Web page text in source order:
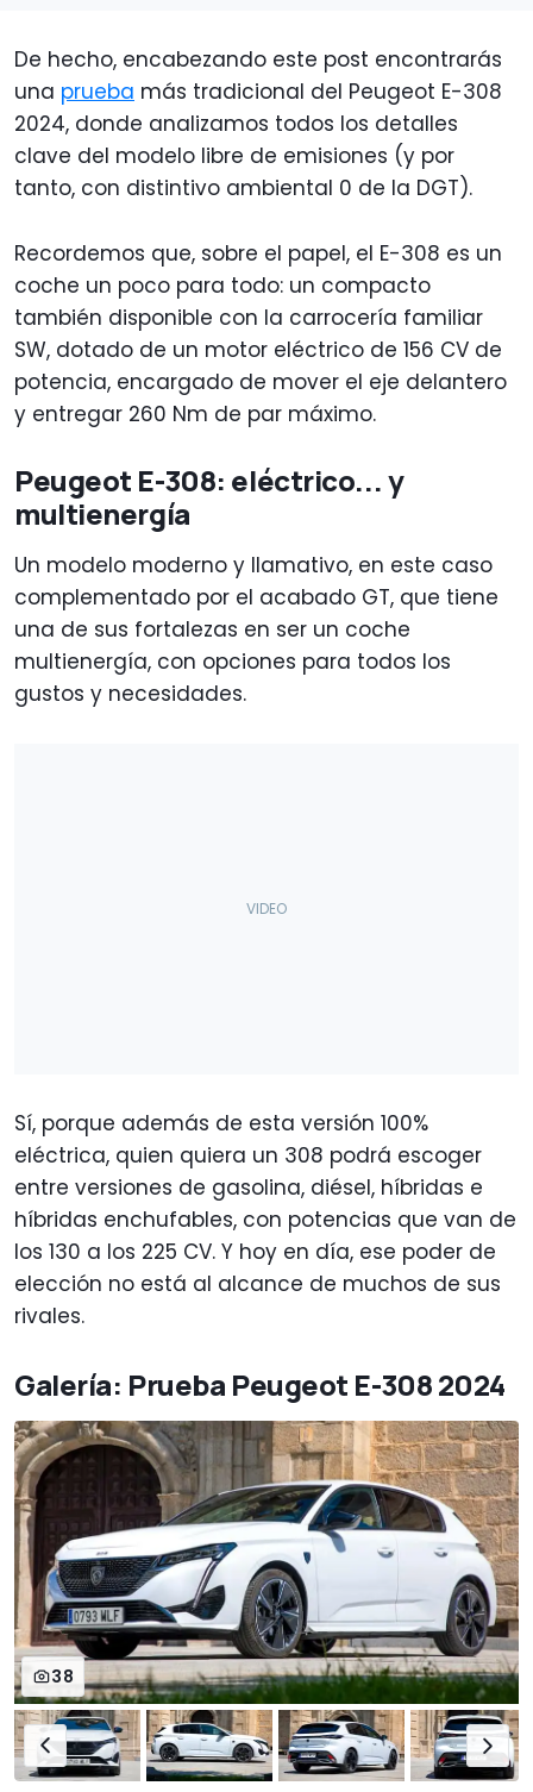
De hecho, encabezando este post encontrarás
una prueba más tradicional del Peugeot E-308
2024, donde analizamos todos los detalles
clave del modelo libre de emisiones (y por
tanto, con distintivo ambiental 0 de la DGT).
Recordemos que, sobre el papel, el E-308 es un
coche un poco para todo: un compacto
también disponible con la carrocería familiar
SW, dotado de un motor eléctrico de 156 CV de
potencia, encargado de mover el eje delantero
y entregar 260 Nm de par máximo.
Peugeot E-308: eléctrico... y
multienergía
Un modelo moderno y llamativo, en este caso
complementado por el acabado GT, que tiene
una de sus fortalezas en ser un coche
multienergía, con opciones para todos los
gustos y necesidades.
Sí, porque además de esta versión 100%
eléctrica, quien quiera un 308 podrá escoger
entre versiones de gasolina, diésel, híbridas e
híbridas enchufables, con potencias que van de
los 130 a los 225 CV. Y hoy en día, ese poder de
elección no está al alcance de muchos de sus
rivales.
Galería: Prueba Peugeot E-308 2024
38